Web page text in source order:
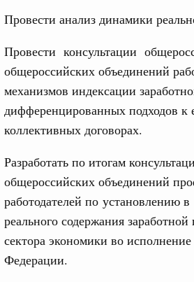
Провести анализ динамики
Провести консультации
общероссийских объединений
механизмов индексации
дифференцированных подходов
коллективных договорах.
Разработать по итогам
общероссийских объединений
работодателей по установлению
реального содержания
сектора экономики во
Федерации.